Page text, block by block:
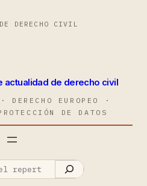
DERECHO CIVIL
actualidad de derecho civil
DERECHO EUROPEO ·
DE DATOS